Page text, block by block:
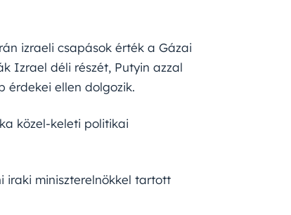
izraeli csapások érték a Gázai
Izrael déli részét, Putyin azzal
ellen dolgozik.
közel-keleti politikai
iraki miniszterelnökkel tartott